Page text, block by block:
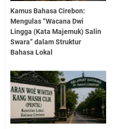
Kamus Bahasa Cirebon:
Mengulas “Wacana Dwi
Lingga (Kata Majemuk) Salin
Swara” dalam Struktur
Bahasa Lokal